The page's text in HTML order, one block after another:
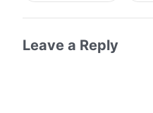
Leave a Reply